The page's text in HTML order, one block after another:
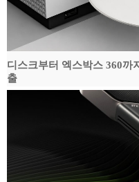
디스크부터 엑스박스 360까
출